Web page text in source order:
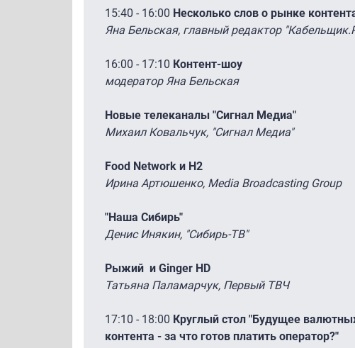
15:40 - 16:00 Несколько слов о рынке
Яна Бельская, главный редактор
16:00 - 17:10 Контент-шоу
модератор Яна Бельская
Новые телеканалы "Сигнал Медиа"
Михаил Ковальчук, "Сигнал Медиа"
Food Network и Н2
Ирина Артюшенко, Media Broadcasting Group
"Наша Сибирь"
Денис Инякин, "Сибирь-ТВ"
Рыжий и Ginger HD
Татьяна Паламарчук, Первый ТВЧ
17:10 - 18:00 Круглый стол "Будущее
контента - за что готов платить оператор?"